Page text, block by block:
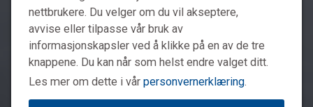
nettbrukere. Du velger om du vil akseptere,
avvise eller tilpasse vår bruk av
informasjonskapsler ved å klikke på en av de tre
knappene. Du kan når som helst endre valget ditt.
Les mer om dette i vår personvernerklæring.